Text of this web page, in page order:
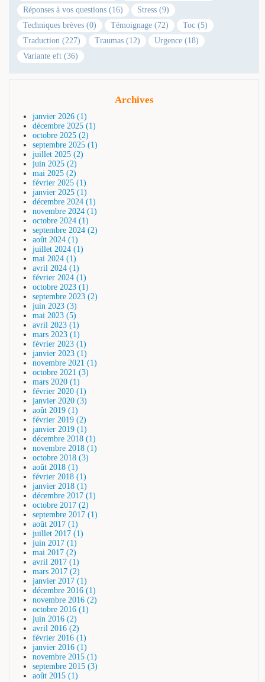
Réponses à vos questions (16)
Stress (9)
Techniques brèves (0)
Témoignage (72)
Toc (5)
Traduction (227)
Traumas (12)
Urgence (18)
Variante eft (36)
Archives
janvier 2026 (1)
décembre 2025 (1)
octobre 2025 (2)
septembre 2025 (1)
juillet 2025 (2)
juin 2025 (2)
mai 2025 (2)
février 2025 (1)
janvier 2025 (1)
décembre 2024 (1)
novembre 2024 (1)
octobre 2024 (1)
septembre 2024 (2)
août 2024 (1)
juillet 2024 (1)
mai 2024 (1)
avril 2024 (1)
février 2024 (1)
octobre 2023 (1)
septembre 2023 (2)
juin 2023 (3)
mai 2023 (5)
avril 2023 (1)
mars 2023 (1)
février 2023 (1)
janvier 2023 (1)
novembre 2021 (1)
octobre 2021 (3)
mars 2020 (1)
février 2020 (1)
janvier 2020 (3)
août 2019 (1)
février 2019 (2)
janvier 2019 (1)
décembre 2018 (1)
novembre 2018 (1)
octobre 2018 (3)
août 2018 (1)
février 2018 (1)
janvier 2018 (1)
décembre 2017 (1)
octobre 2017 (2)
septembre 2017 (1)
août 2017 (1)
juillet 2017 (1)
juin 2017 (1)
mai 2017 (2)
avril 2017 (1)
mars 2017 (2)
janvier 2017 (1)
décembre 2016 (1)
novembre 2016 (2)
octobre 2016 (1)
juin 2016 (2)
avril 2016 (2)
février 2016 (1)
janvier 2016 (1)
novembre 2015 (1)
septembre 2015 (3)
août 2015 (1)